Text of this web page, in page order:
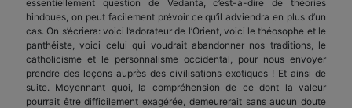
essentiellement question de Vedanta, c’est-à-dire de théories
hindoues, on peut facilement prévoir ce qu’il adviendra en plus d’un
cas. On s’écriera: voici l’adorateur de l’Orient, voici le théosophe et le
panthéiste, voici celui qui voudrait abandonner nos traditions, le
catholicisme et le personnalisme occidental, pour nous envoyer
prendre des leçons auprès des civilisations exotiques ! Et ainsi de
suite. Moyennant quoi, la compréhension de ce dont la valeur
pourrait être difficilement exagérée, demeurerait sans aucun doute